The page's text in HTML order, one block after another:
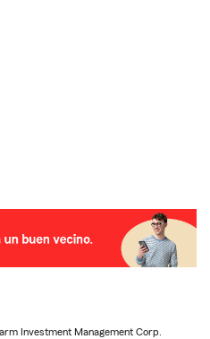
Investment Management Corp.